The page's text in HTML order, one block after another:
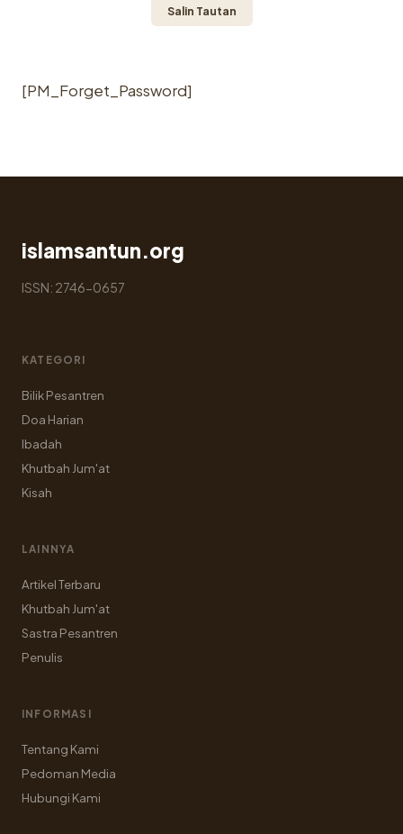
Salin Tautan
[PM_Forget_Password]
islamsantun.org
ISSN: 2746-0657
KATEGORI
Bilik Pesantren
Doa Harian
Ibadah
Khutbah Jum'at
Kisah
LAINNYA
Artikel Terbaru
Khutbah Jum'at
Sastra Pesantren
Penulis
INFORMASI
Tentang Kami
Pedoman Media
Hubungi Kami